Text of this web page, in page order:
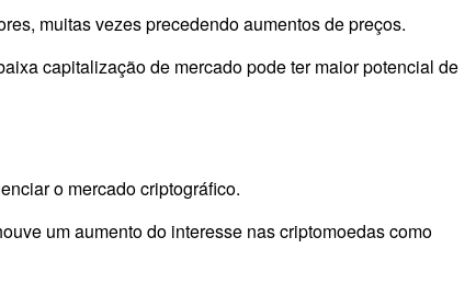
muitas vezes precedendo aumentos de preços.
capitalização de mercado pode ter maior potencial de
o mercado criptográfico.
um aumento do interesse nas criptomoedas como